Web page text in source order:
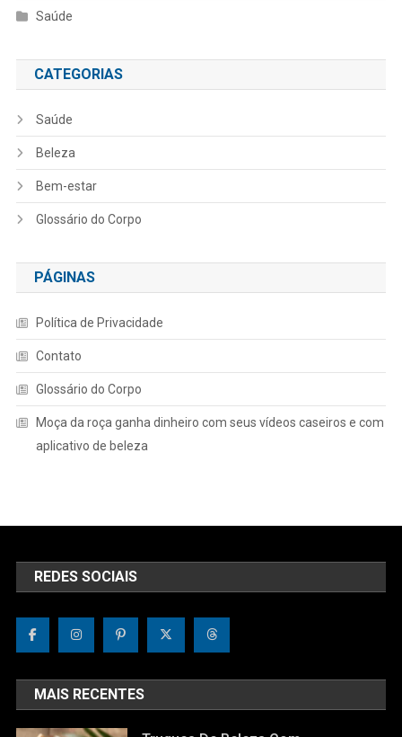
Saúde
CATEGORIAS
Saúde
Beleza
Bem-estar
Glossário do Corpo
PÁGINAS
Política de Privacidade
Contato
Glossário do Corpo
Moça da roça ganha dinheiro com seus vídeos caseiros e com
aplicativo de beleza
REDES SOCIAIS
MAIS RECENTES